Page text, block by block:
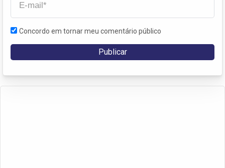
Concordo em tornar meu comentário público